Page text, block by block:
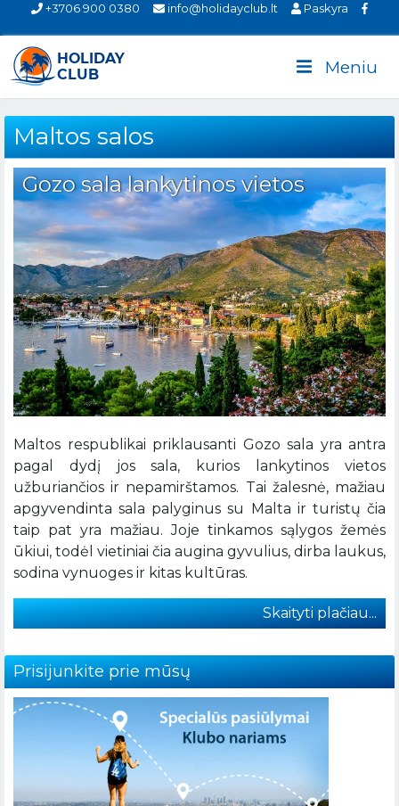
+3706 900 0380 info@holidayclub.lt Paskyra
Meniu
Maltos salos
Gozo sala lankytinos vietos
Maltos respublikai priklausanti Gozo sala yra antra
pagal dydį jos sala, kurios lankytinos vietos
užburiančios ir nepamirštamos. Tai žalesnė, mažiau
apgyvendinta sala palyginus su Malta ir turistų čia
taip pat yra mažiau. Joje tinkamos sąlygos žemės
ūkiui, todėl vietiniai čia augina gyvulius, dirba laukus,
sodina vynuoges ir kitas kultūras.
Skaityti plačiau...
Prisijunkite prie mūsų